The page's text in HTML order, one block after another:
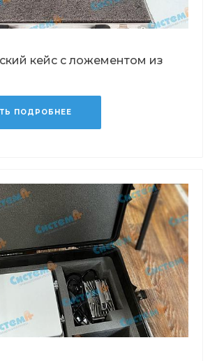
кейс с ложементом из
ПОДРОБНЕЕ